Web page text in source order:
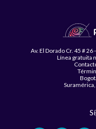
Av. El Dorado Cr. 45 #
Línea gratuita